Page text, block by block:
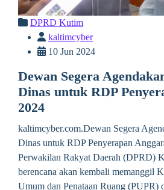
DPRD Kutim
kaltimcyber
10 Jun 2024
Dewan Segera
Dinas untuk RDP
2024
kaltimcyber.com.Dewan Segera
Dinas untuk RDP Penyerapan
Perwakilan Rakyat Daerah (DPRD)
berencana akan kembali memanggil
Umum dan Penataan Ruang (PUPR)